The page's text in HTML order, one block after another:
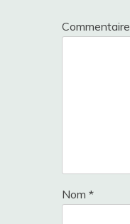
Commentaire
Nom *